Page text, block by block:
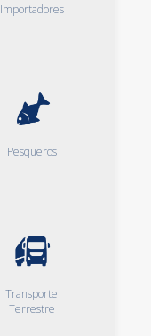
Importadores
Pesqueros
Transporte
Terrestre